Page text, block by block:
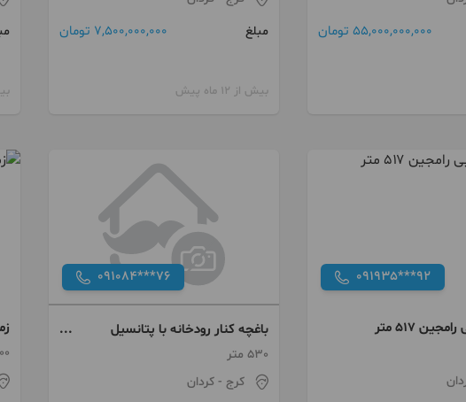
55,000,000,000 تومان
مبلغ
7,500,000,000 تومان
بیش از 12 ماه پیش بیش
091935***92
۵۱۷ متر
091084***76
باغچه کنار رودخانه با پتانسیل
مسکونی و تجاری
530 متر
کرج- کردان